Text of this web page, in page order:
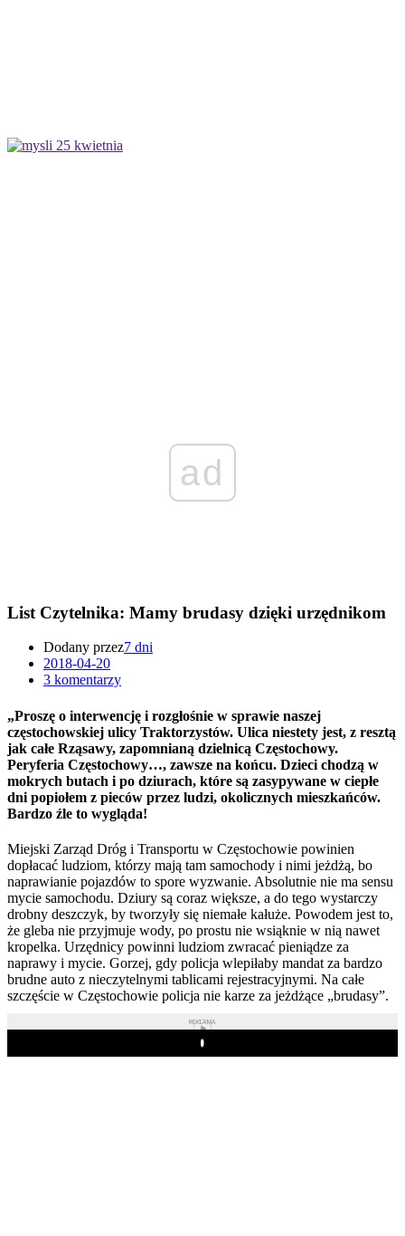
ad
List Czytelnika: Mamy brudasy dzięki urzędnikom
Dodany przez7 dni
2018-04-20
3 komentarzy
„Proszę o interwencję i rozgłośnie w sprawie naszej
częstochowskiej ulicy Traktorzystów. Ulica niestety jest, z resztą
jak całe Rząsawy, zapomnianą dzielnicą Częstochowy.
Peryferia Częstochowy…, zawsze na końcu. Dzieci chodzą w
mokrych butach i po dziurach, które są zasypywane w ciepłe
dni popiołem z pieców przez ludzi, okolicznych mieszkańców.
Bardzo źle to wygląda!
Miejski Zarząd Dróg i Transportu w Częstochowie powinien
dopłacać ludziom, którzy mają tam samochody i nimi jeżdżą, bo
naprawianie pojazdów to spore wyzwanie. Absolutnie nie ma sensu
mycie samochodu. Dziury są coraz większe, a do tego wystarczy
drobny deszczyk, by tworzyły się niemałe kałuże. Powodem jest to,
że gleba nie przyjmuje wody, po prostu nie wsiąknie w nią nawet
kropelka. Urzędnicy powinni ludziom zwracać pieniądze za
naprawy i mycie. Gorzej, gdy policja wlepiłaby mandat za bardzo
brudne auto z nieczytelnymi tablicami rejestracyjnymi. Na całe
szczęście w Częstochowie policja nie karze za jeżdżące „brudasy”.
REKLAMA
Play